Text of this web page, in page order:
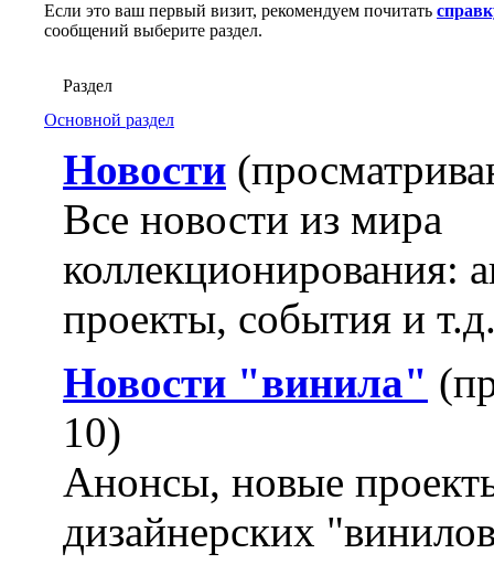
Если это ваш первый визит, рекомендуем почитать
сообщений выберите раздел.
Раздел
Основной раздел
Новости
Все новости из мира
коллекционирования:
проекты, события и
Новости "винила"
10)
Анонсы, новые
дизайнерских